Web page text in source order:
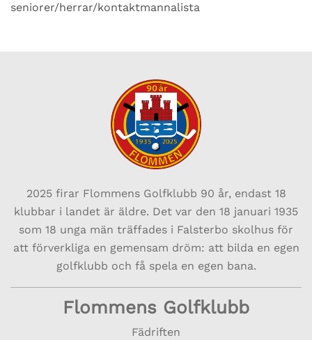
seniorer/herrar/kontaktmannalista
Flommens Golfklubb
Fädriften
2025 firar Flommens Golfklubb 90 år, endast18
klubbar i landet är äldre. Det var den 18 januari 1935
som 18 unga män träffades i Falsterbo skolhus för
att förverkliga en gemensam dröm: att bilda en egen
golfklubb och få spela en egen bana.